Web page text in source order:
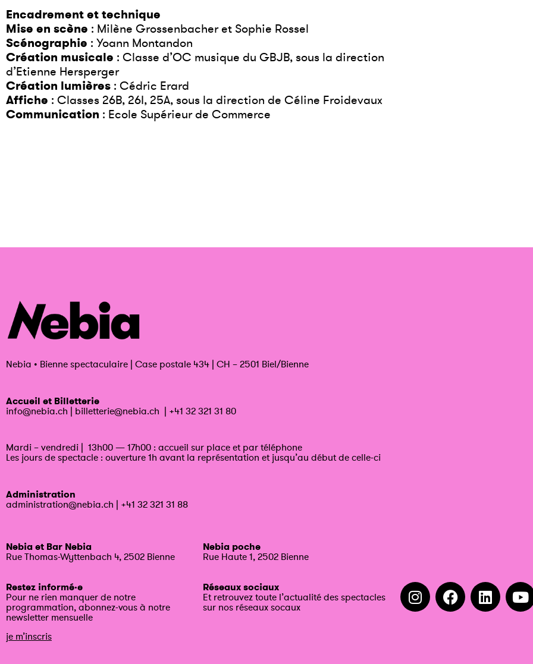
Encadrement et technique
Mise en scène : Milène Grossenbacher et Sophie Rossel
Scénographie : Yoann Montandon
Création musicale : Classe d’OC musique du GBJB, sous la direction
d’Etienne Hersperger
Création lumières : Cédric Erard
Affiche : Classes 26B, 26I, 25A, sous la direction de Céline Froidevaux
Communication : Ecole Supérieur de Commerce
Nebia • Bienne spectaculaire | Case postale 434 | CH – 2501 Biel/Bienne
Accueil et Billetterie
info@nebia.ch | billetterie@nebia.ch | +41 32 321 31 80
Mardi – vendredi | 13h00 — 17h00 : accueil sur place et par téléphone
Les jours de spectacle : ouverture 1h avant la représentation et jusqu’au début de celle-ci
Administration
administration@nebia.ch | +41 32 321 31 88
Nebia et Bar Nebia
Rue Thomas-Wyttenbach 4, 2502 Bienne
Nebia poche
Rue Haute 1, 2502 Bienne
Restez informé·e
Pour ne rien manquer de notre
programmation, abonnez-vous à notre
newsletter mensuelle
je m’inscris
Réseaux sociaux
Et retrouvez toute l’actualité des spectacles
sur nos réseaux socaux